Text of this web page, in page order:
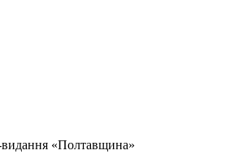
«Полтавщина»